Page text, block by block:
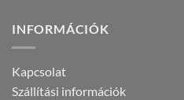
INFORMÁCIÓK
Kapcsolat
Szállítási információk